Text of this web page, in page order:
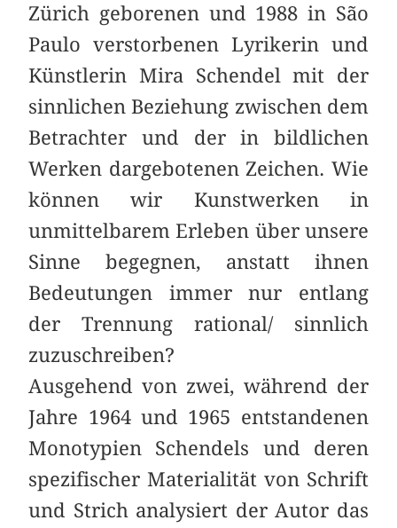
Zürich geborenen und 1988 in São
Paulo verstorbenen Lyrikerin und
Künstlerin Mira Schendel mit der
sinnlichen Beziehung zwischen dem
Betrachter und der in bildlichen
Werken dargebotenen Zeichen. Wie
können wir Kunstwerken in
unmittelbarem Erleben über unsere
Sinne begegnen, anstatt ihnen
Bedeutungen immer nur entlang
der Trennung rational/ sinnlich
zuzuschreiben?
Ausgehend von zwei, während der
Jahre 1964 und 1965 entstandenen
Monotypien Schendels und deren
spezifischer Materialität von Schrift
und Strich analysiert der Autor das